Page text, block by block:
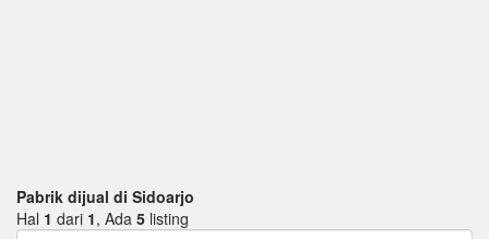
Pabrik dijual di Sidoarjo
Hal 1 dari 1, Ada 5 listing